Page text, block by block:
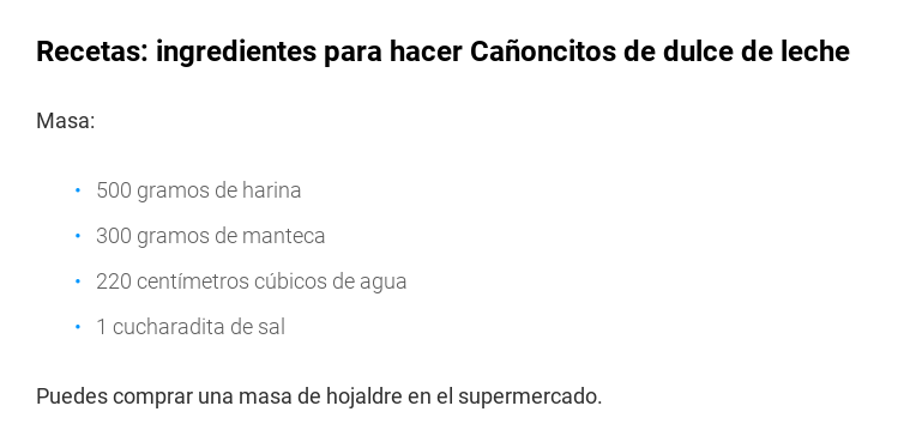
Recetas: ingredientes para hacer Cañoncitos de dulce de leche
Masa:
500 gramos de harina
300 gramos de manteca
220 centímetros cúbicos de agua
1 cucharadita de sal
Puedes comprar una masa de hojaldre en el supermercado.